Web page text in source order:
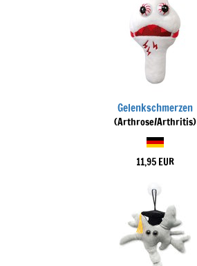
Gelenkschmerzen
(Arthrose/Arthritis)
11,95 EUR